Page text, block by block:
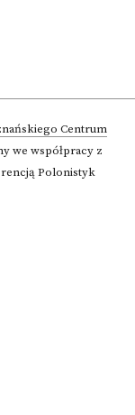
Centrum
we współpracy z
Polonistyk